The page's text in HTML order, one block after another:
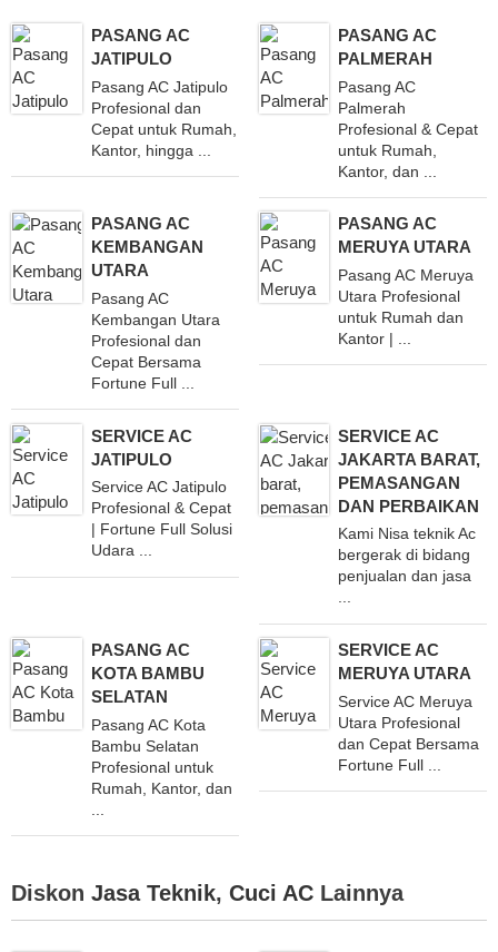
PASANG AC
JATIPULO
Pasang AC Jatipulo
Profesional dan
Cepat untuk Rumah,
Kantor, hingga ...
PASANG AC
PALMERAH
Pasang AC
Palmerah
Profesional & Cepat
untuk Rumah,
Kantor, dan ...
PASANG AC
KEMBANGAN
UTARA
Pasang AC
Kembangan Utara
Profesional dan
Cepat Bersama
Fortune Full ...
PASANG AC
MERUYA UTARA
Pasang AC Meruya
Utara Profesional
untuk Rumah dan
Kantor | ...
SERVICE AC
JATIPULO
Service AC Jatipulo
Profesional & Cepat
| Fortune Full Solusi
Udara ...
SERVICE AC
JAKARTA BARAT,
PEMASANGAN
DAN PERBAIKAN
Kami Nisa teknik Ac
bergerak di bidang
penjualan dan jasa
...
PASANG AC
KOTA BAMBU
SELATAN
Pasang AC Kota
Bambu Selatan
Profesional untuk
Rumah, Kantor, dan
SERVICE AC
MERUYA UTARA
Service AC Meruya
Utara Profesional
dan Cepat Bersama
Fortune Full ...
Diskon Jasa Teknik, Cuci AC Lainnya